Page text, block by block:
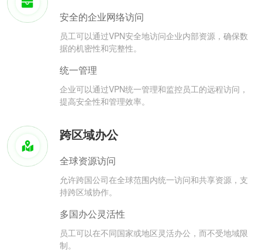
安全的企业网络访问
员工可以通过VPN安全地访问企业内部资源，确保数
据的机密性和完整性。
统一管理
企业可以通过VPN统一管理和监控员工的远程访问，
提高安全性和管理效率。
跨区域办公
全球资源访问
允许跨国公司在全球范围内统一访问和共享资源，支
持跨区域协作。
多国办公灵活性
员工可以在不同国家或地区灵活办公，而不受地域限
制。